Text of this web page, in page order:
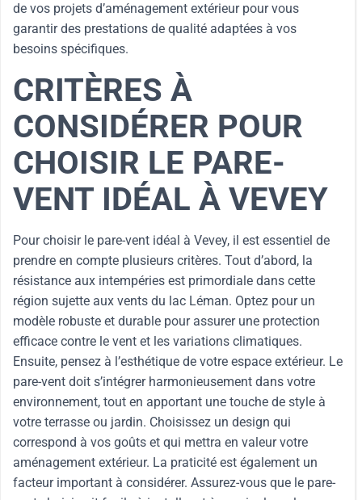
de vos projets d’aménagement extérieur pour vous
garantir des prestations de qualité adaptées à vos
besoins spécifiques.
CRITÈRES À
CONSIDÉRER POUR
CHOISIR LE PARE-
VENT IDÉAL À VEVEY
Pour choisir le pare-vent idéal à Vevey, il est essentiel de
prendre en compte plusieurs critères. Tout d’abord, la
résistance aux intempéries est primordiale dans cette
région sujette aux vents du lac Léman. Optez pour un
modèle robuste et durable pour assurer une protection
efficace contre le vent et les variations climatiques.
Ensuite, pensez à l’esthétique de votre espace extérieur. Le
pare-vent doit s’intégrer harmonieusement dans votre
environnement, tout en apportant une touche de style à
votre terrasse ou jardin. Choisissez un design qui
correspond à vos goûts et qui mettra en valeur votre
aménagement extérieur. La praticité est également un
facteur important à considérer. Assurez-vous que le pare-